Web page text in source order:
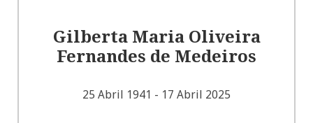
Gilberta Maria Oliveira
Fernandes de Medeiros
25 Abril 1941 - 17 Abril 2025